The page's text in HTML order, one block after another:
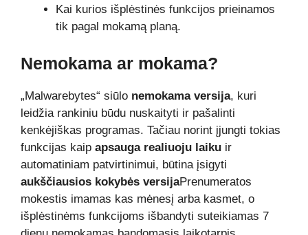
Kai kurios išplėstinės funkcijos prieinamos
tik pagal mokamą planą.
Nemokama ar mokama?
„Malwarebytes“ siūlo nemokama versija, kuri
leidžia rankiniu būdu nuskaityti ir pašalinti
kenkėjiškas programas. Tačiau norint įjungti tokias
funkcijas kaip apsauga realiuoju laiku ir
automatiniam patvirtinimui, būtina įsigyti
aukščiausios kokybės versijaPrenumeratos
mokestis imamas kas mėnesį arba kasmet, o
išplėstinėms funkcijoms išbandyti suteikiamas 7